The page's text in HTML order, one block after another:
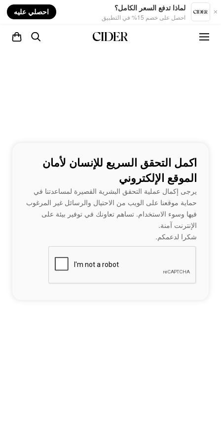
لماذا تدفع السعر الكامل؟
احصل على خصم 15% في التطبيق
احصلي عليه
اكمل التحقق السريع للإنسان لأمان
الموقع الإلكتروني
يرجى إكمال عملية التحقق البشرية القصيرة لمساعدتنا في
حماية موقعنا على الويب من الاحتيال والرسائل غير المرغوب
فيها وسوء الاستخدام. تساهم تعاونك في توفير بيئة على
الإنترنت آمنة.
شكرا لدعمكم.